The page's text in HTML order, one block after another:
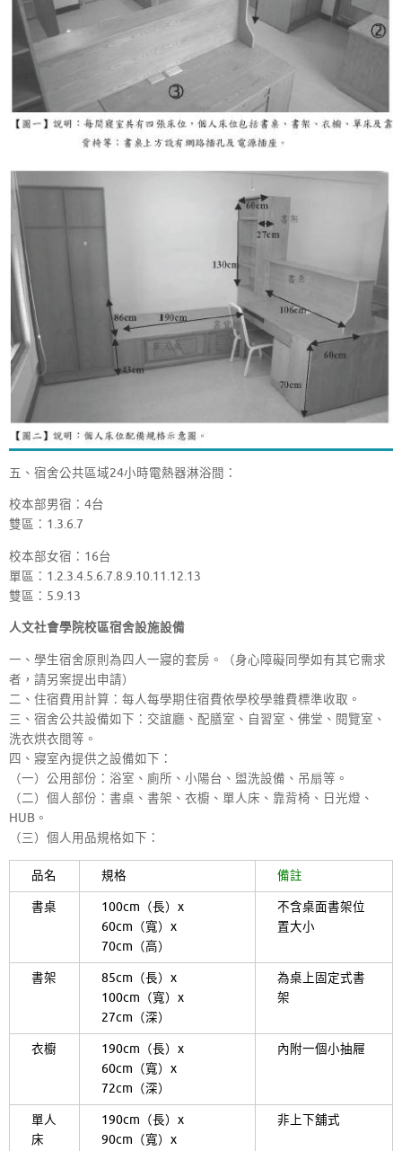
五、宿舍公共區域24小時電熱器淋浴間：
校本部男宿：4台
雙區：1.3.6.7
校本部女宿：16台
單區：1.2.3.4.5.6.7.8.9.10.11.12.13
雙區：5.9.13
人文社會學院校區宿舍設施設備
一、學生宿舍原則為四人一寢的套房。（身心障礙同學如有其它需求
者，請另案提出申請）
二、住宿費用計算：每人每學期住宿費依學校學雜費標準收取。
三、宿舍公共設備如下：交誼廳、配膳室、自習室、佛堂、閱覽室、
洗衣烘衣間等。
四、寢室內提供之設備如下：
（一）公用部份：浴室、廁所、小陽台、盥洗設備、吊扇等。
（二）個人部份：書桌、書架、衣櫥、單人床、靠背椅、日光燈、
HUB。
（三）個人用品規格如下：
品名 規格 備註
書桌
100cm（長）x
60cm（寬）x
70cm（高）
不含桌面書架位
置大小
書架
85cm（長）x
100cm（寬）x
27cm（深）
為桌上固定式書
架
衣櫥
190cm（長）x
60cm（寬）x
72cm（深）
內附一個小抽屜
單人
床
190cm（長）x
90cm（寬）x
非上下舖式